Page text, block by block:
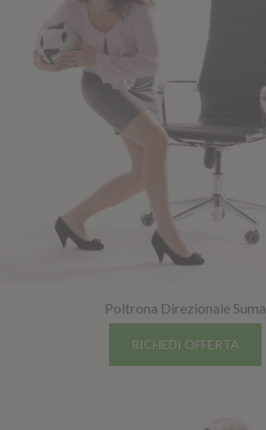
Poltrona Direzionale Suma
RICHEDI OFFERTA